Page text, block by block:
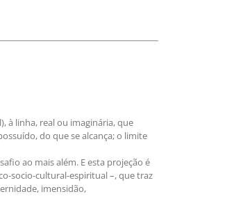
à linha, real ou imaginária, que
do que se alcança; o limite
ao mais além. E esta projeção é
socio-cultural-espiritual –, que traz
imensidão,